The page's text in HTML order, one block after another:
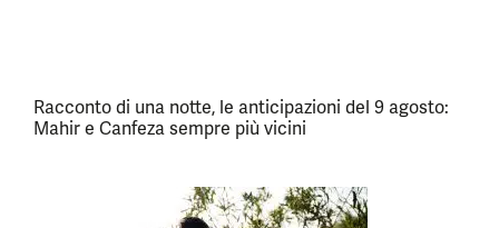
Racconto di una notte, le anticipazioni del 9 agosto:
Mahir e Canfeza sempre più vicini